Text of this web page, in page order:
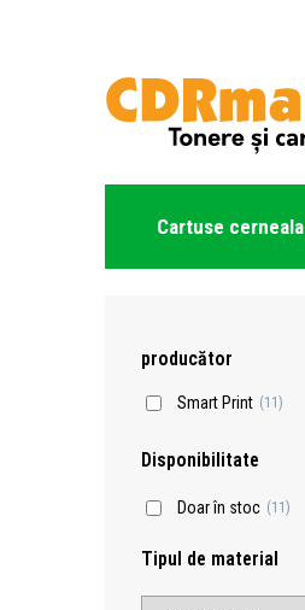
Cartuse cerneala
producător
Smart Print (11)
Disponibilitate
Doar în stoc (11)
Tipul de material